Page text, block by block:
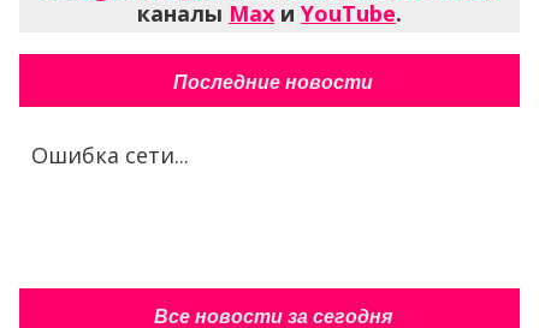
каналы Max и YouTube.
Последние новости
Ошибка сети...
Все новости за сегодня